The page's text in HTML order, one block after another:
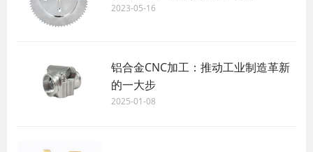
2023-05-16
铝合金CNC加工：推动工业制造革新
的一大步
2025-01-08